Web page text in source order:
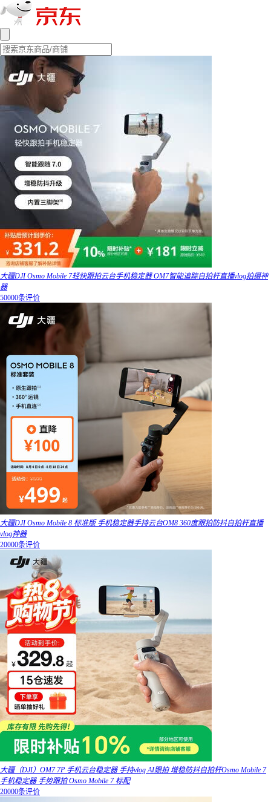
大疆DJI Osmo Mobile 7轻快跟拍云台手机稳定器 OM7智能追踪自拍杆直播vlog拍摄神
器
50000条评价
大疆DJI Osmo Mobile 8 标准版 手机稳定器手持云台OM8 360度跟拍防抖自拍杆直播
vlog神器
20000条评价
大疆（DJI）OM7 7P 手机云台稳定器 手持vlog AI跟拍 增稳防抖自拍杆Osmo Mobile 7
手机稳定器 手势跟拍 Osmo Mobile 7 标配
20000条评价